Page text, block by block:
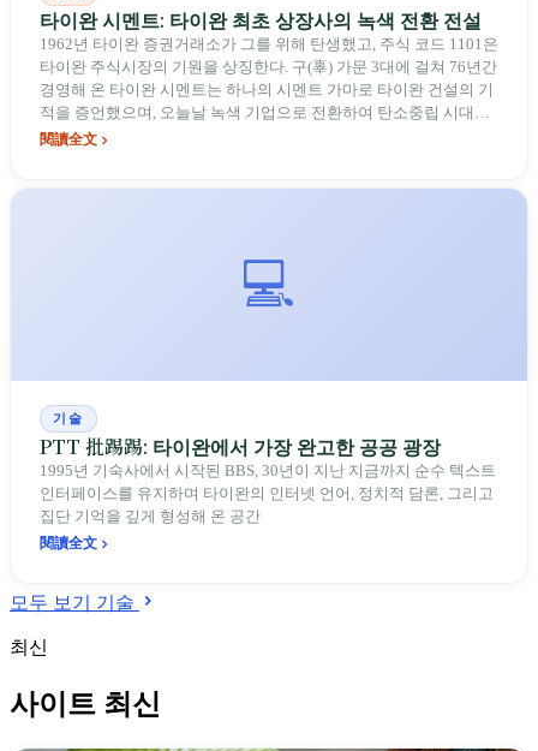
타이완 시멘트: 타이완 최초 상장사의 녹색 전환 전설
1962년 타이완 증권거래소가 그를 위해 탄생했고, 주식 코드 1101은
타이완 주식시장의 기원을 상징한다. 구(辜) 가문 3대에 걸쳐 76년간
경영해 온 타이완 시멘트는 하나의 시멘트 가마로 타이완 건설의 기
적을 증언했으며, 오늘날 녹색 기업으로 전환하여 탄소중립 시대에
도전하고 있다
閱讀全文
💻
기술
PTT 批踢踢: 타이완에서 가장 완고한 공공 광장
1995년 기숙사에서 시작된 BBS, 30년이 지난 지금까지 순수 텍스트
인터페이스를 유지하며 타이완의 인터넷 언어, 정치적 담론, 그리고
집단 기억을 깊게 형성해 온 공간
閱讀全文
모두 보기 기술
최신
사이트 최신